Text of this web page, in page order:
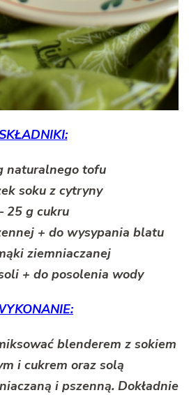
naturalnego tofu
soku z cytryny
25 g cukru
+ do wysypania blatu
ziemniaczanej
+ do posolenia wody
blenderem z sokiem
i cukrem oraz solą
i pszenną. Dokładnie